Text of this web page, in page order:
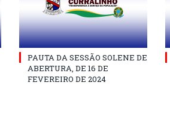
PAUTA DA SESSÃO SOLENE DE
ABERTURA, DE 16 DE
FEVEREIRO DE 2024